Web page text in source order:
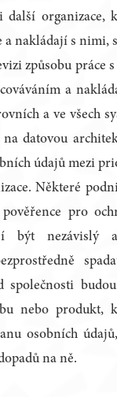
další organizace,
a nakládají s nimi,
způsobu práce
a
a ve všech
datovou
údajů mezi
Některé
pověřence pro
být nezávislý
společnosti
nebo produkt,
osobních
na ně.